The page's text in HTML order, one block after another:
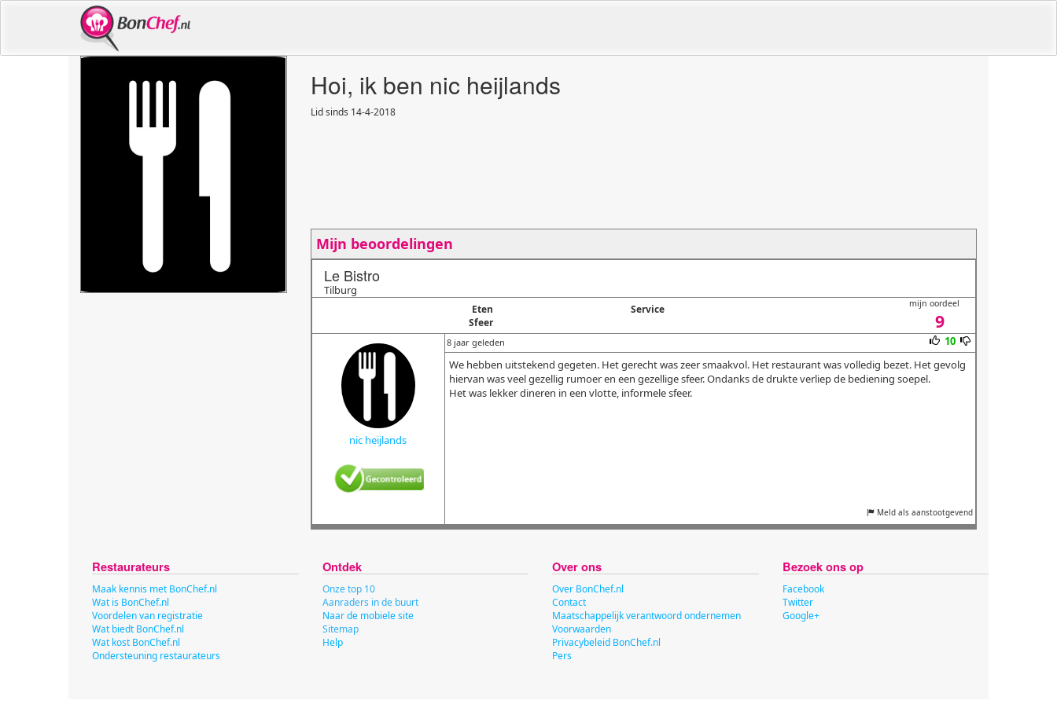
Hoi, ik ben nic heijlands
Lid sinds 14-4-2018
Mijn beoordelingen
Le Bistro
Tilburg
Eten
Service
Sfeer
mijn oordeel
9
nic heijlands
8 jaar geleden
10
We hebben uitstekend gegeten. Het gerecht was zeer smaakvol. Het restaurant was volledig bezet. Het gevolg
hiervan was veel gezellig rumoer en een gezellige sfeer. Ondanks de drukte verliep de bediening soepel.
Het was lekker dineren in een vlotte, informele sfeer.
Meld als aanstootgevend
Restaurateurs
Maak kennis met BonChef.nl
Wat is BonChef.nl
Voordelen van registratie
Wat biedt BonChef.nl
Wat kost BonChef.nl
Ondersteuning restaurateurs
Ontdek
Onze top 10
Aanraders in de buurt
Naar de mobiele site
Sitemap
Help
Over ons
Over BonChef.nl
Contact
Maatschappelijk verantwoord ondernemen
Voorwaarden
Privacybeleid BonChef.nl
Pers
Bezoek ons op
Facebook
Twitter
Google+